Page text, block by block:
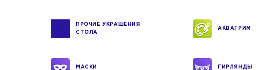
ПРОЧИЕ УКРАШЕНИЯ
СТОЛА
АКВАГРИМ
МАСКИ ГИРЛЯНДЫ